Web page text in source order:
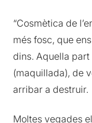
“Cosmètica de
més fosc, que
dins. Aquella
(maquillada), de
arribar a destruir.
Moltes vegades